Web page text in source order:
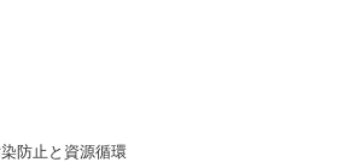
防止と資源循環